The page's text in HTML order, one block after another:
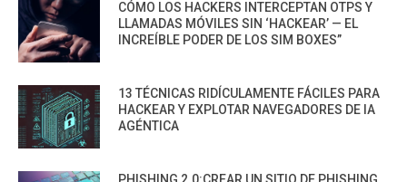
CÓMO LOS HACKERS INTERCEPTAN OTPS Y
LLAMADAS MÓVILES SIN ‘HACKEAR’ — EL
INCREÍBLE PODER DE LOS SIM BOXES”
13 TÉCNICAS RIDÍCULAMENTE FÁCILES PARA
HACKEAR Y EXPLOTAR NAVEGADORES DE IA
AGÉNTICA